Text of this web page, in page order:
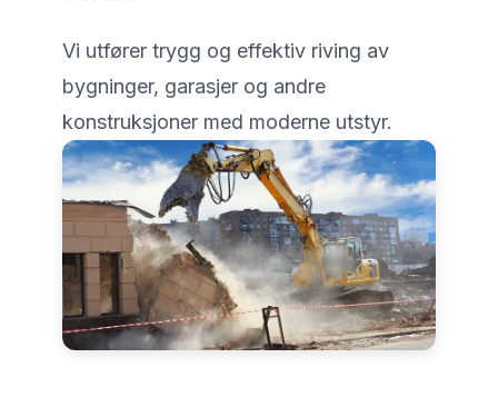
Vi utfører trygg og effektiv riving av
bygninger, garasjer og andre
konstruksjoner med moderne utstyr.